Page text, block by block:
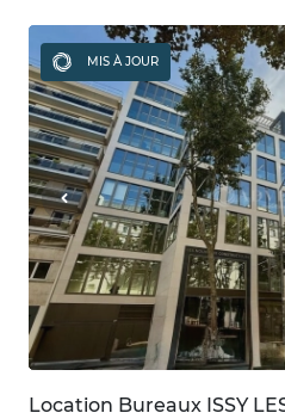
MIS À JOUR
Location Bureaux ISSY